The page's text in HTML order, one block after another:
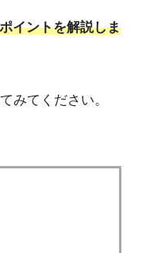
イントを解説しま
みてください。